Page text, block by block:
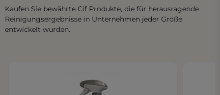
Kaufen Sie bewährte Cif Produkte, die für herausragende
Reinigungsergebnisse in Unternehmen jeder Größe
entwickelt wurden.